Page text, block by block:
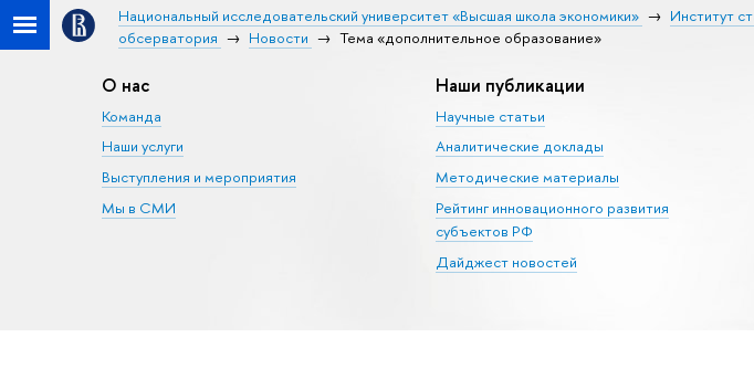
Национальный исследовательский университет «Высшая школа экономики» Институт
обсерватория
Новости Тема «дополнительное образование»
О нас
Команда
Наши услуги
Выступления и мероприятия
Мы в СМИ
Наши публикации
Научные статьи
Аналитические доклады
Методические материалы
Рейтинг инновационного развития
субъектов РФ
Дайджест новостей